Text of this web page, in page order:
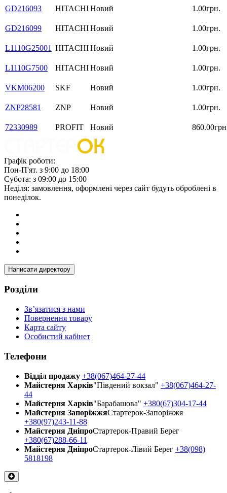
GD216093 HITACHIНовий 1.00грн.
GD216099 HITACHIНовий 1.00грн.
L1110G25001 HITACHIНовий 1.00грн.
L1110G7500 HITACHIНовий 1.00грн.
VKM06200 SKF Новий 1.00грн.
ZNP28581 ZNP Новий 1.00грн.
72330989 PROFIT Новий
Графік роботи:
Пон-П'ят. з 9:00 до 18:00
Субота: з 09:00 до 15:00
Неділя: замовлення, оформлені через сайт будуть оброблені в
понеділок.
Написати директору
Розділи
Зв’язатися з нами
Повернення товару
Карта сайту
Особистий кабінет
Телефони
Відділ продажу +38(067)464-27-44
Майстерня Харків"Південий вокзал" +38(067)464-27-
44
Майстерня Харків"Барабашова" +380(67)304-17-44
Майстерня ЗапоріжжяСтартерок-Запоріжжя
+380(97)243-11-88
Майстерня ДнiпроСтартерок-Правий Берег
+380(67)288-66-11
Майстерня ДнiпроСтартерок-Лівий Берег +38(098)
5818198